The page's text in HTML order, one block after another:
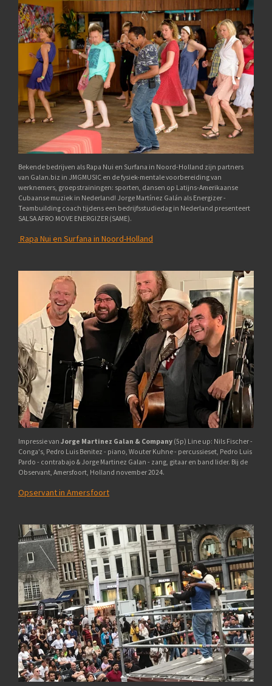
Bekende bedrijven als Rapa Nui en Surfana in Noord-Holland zijn partners
van Galan.biz in JMGMUSIC en de fysiek-mentale voorbereiding van
werknemers, groepstrainingen: sporten, dansen op Latijns-Amerikaanse
Cubaanse muziek in Nederland! Jorge Martínez Galán als Energizer -
Teambuilding coach tijdens een bedrijfsstudiedag in Nederland presenteert
SALSA AFRO MOVE ENERGIZER (SAME).
Rapa Nui en Surfana in Noord-Holland
Impressie van Jorge Martinez Galan & Company (5p) Line up: Nils Fischer -
Conga's, Pedro Luis Benitez - piano, Wouter Kuhne - percussieset, Pedro Luis
Pardo - contrabajo & Jorge Martinez Galan - zang, gitaar en band lider. Bij de
Observant, Amersfoort, Holland november 2024.
Opservant in Amersfoort